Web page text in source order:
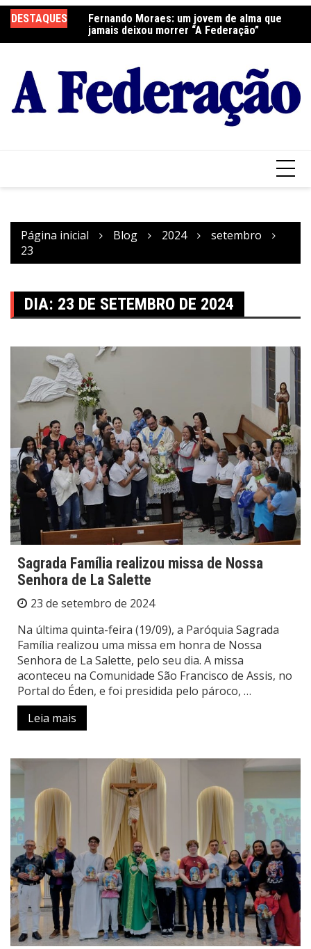
para
o
DESTAQUES
a Festa do
Fernando Moraes: um jovem de alma que
jamais deixou morrer “A Federação”
Página inicial Blog 2024
setembro
23
DIA: 23 DE SETEMBRO DE 2024
Sagrada Família realizou missa de Nossa
Senhora de La Salette
23 de setembro de 2024
Na última quinta-feira (19/09), a Paróquia Sagrada
Família realizou uma missa em honra de Nossa
Senhora de La Salette, pelo seu dia. A missa
aconteceu na Comunidade São Francisco de Assis, no
Portal do Éden, e foi presidida pelo pároco, …
Leia mais